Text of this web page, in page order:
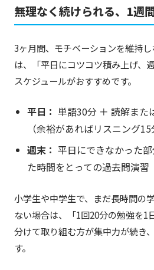
無理なく続けられる、1週
3ヶ月間、モチベーションを維持
は、「平日にコツコツ積み上げ、
スケジュールがおすすめです。
平日： 単語30分 ＋ 読解また
（余裕があればリスニング15
週末： 平日にできなかった
た時間をとっての過去問演習
小学生や中学生で、まだ長時間の
ない場合は、「1回20分の勉強を1
分けて取り組む方が集中力が続き
す。